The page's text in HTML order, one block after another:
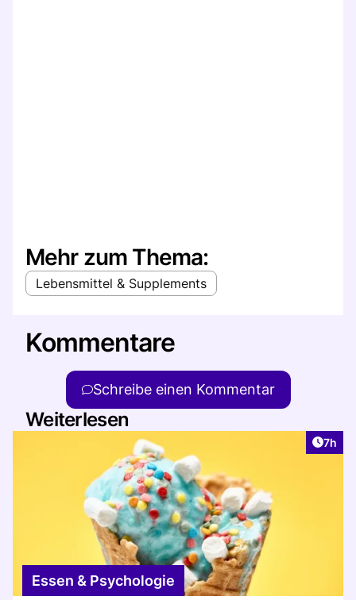
Mehr zum Thema:
Lebensmittel & Supplements
Kommentare
Schreibe einen Kommentar
Weiterlesen
7h
Essen & Psychologie